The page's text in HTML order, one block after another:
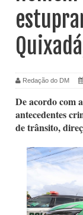
Redação do DM
De acordo com
antecedentes
de trânsito,